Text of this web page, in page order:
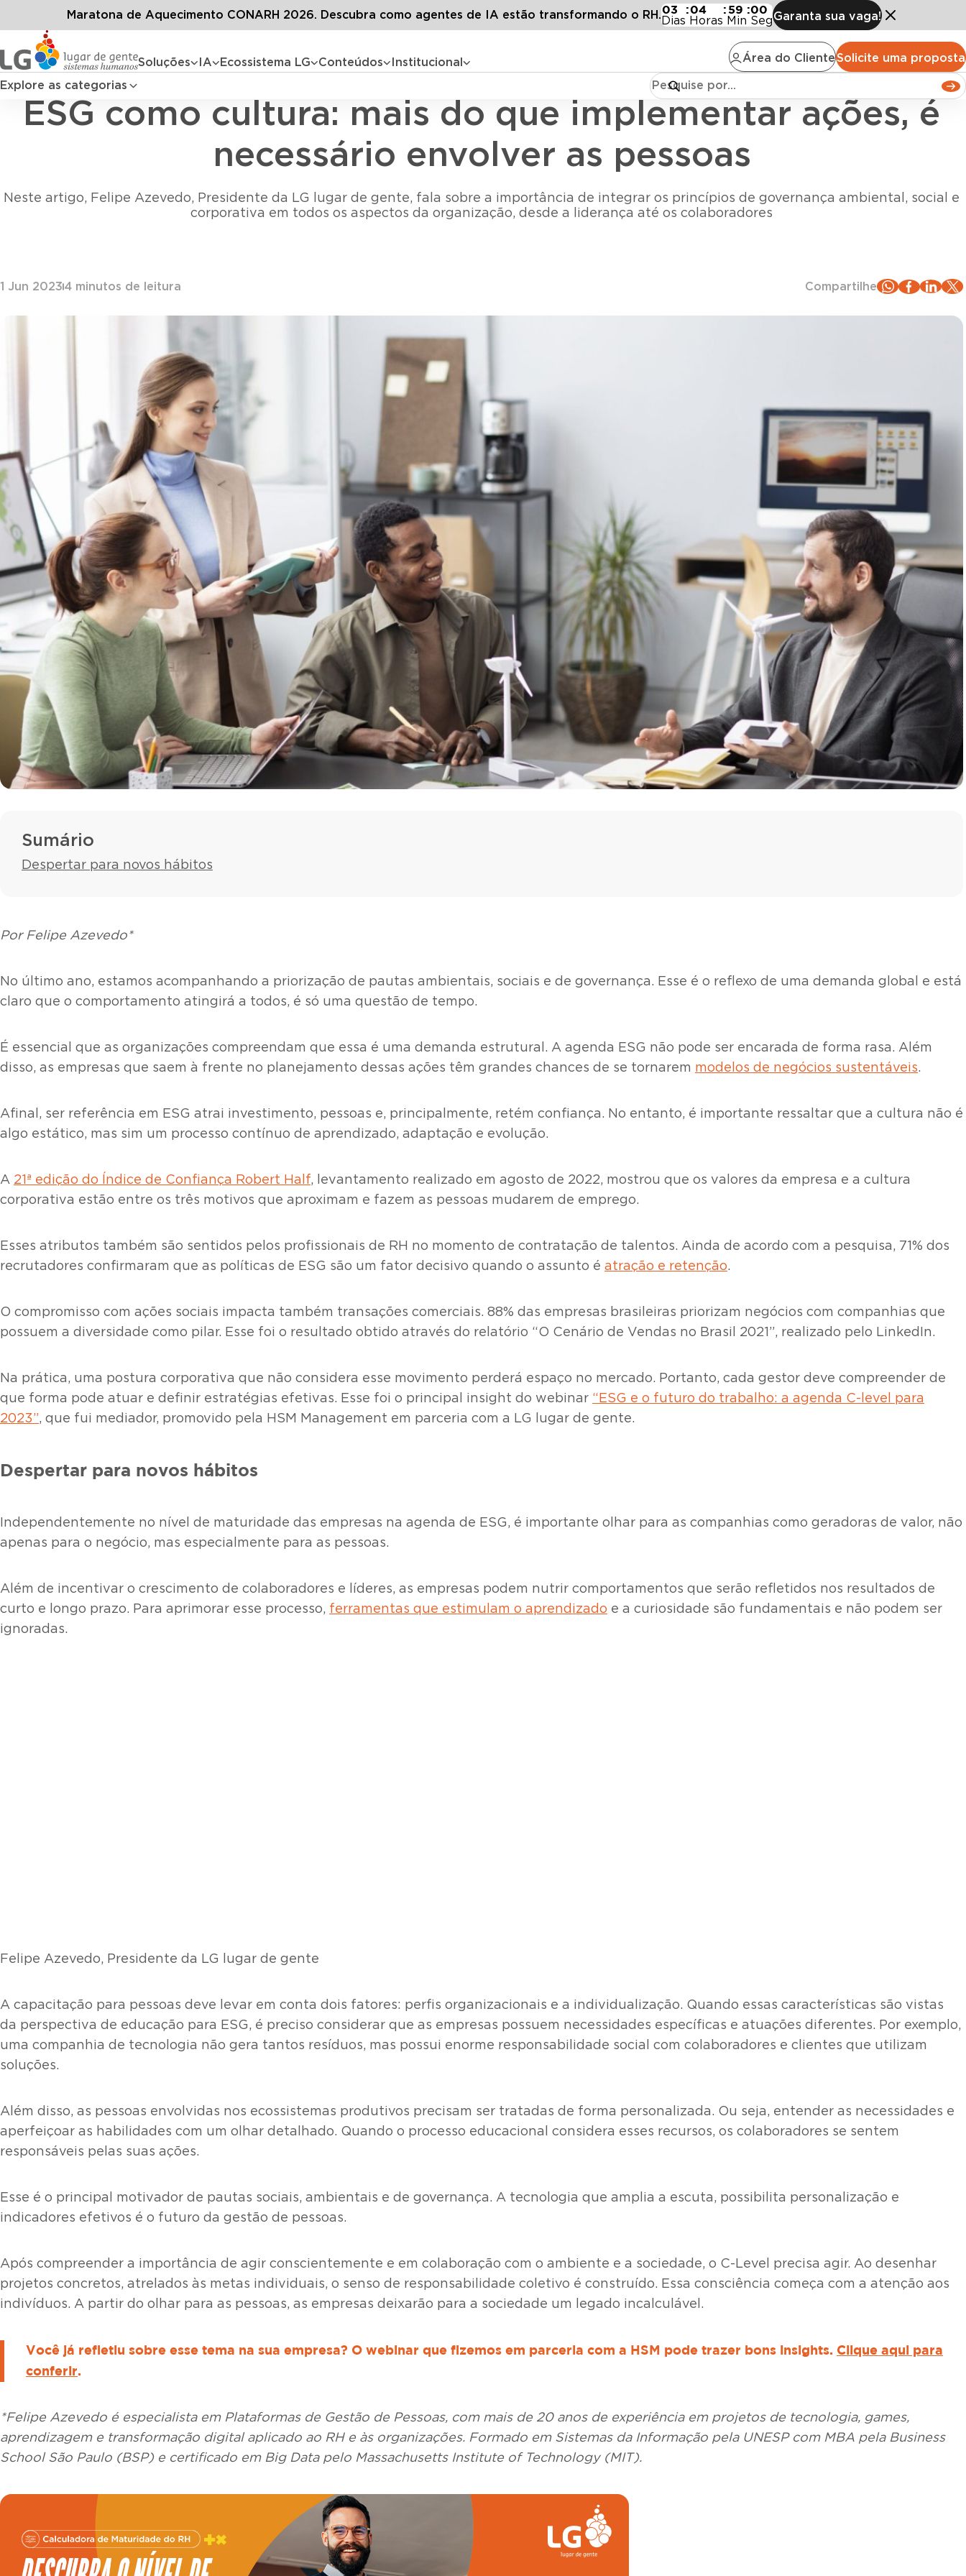
Soluções IA Ecossistema LG Conteúdos Institucional Área do ClienteSolicite uma proposta
Explore as categorias
Maratona de Aquecimento CONARH 2026. Descubra como agentes de IA estão transformando o RH.03
Dias
:04
Horas
: 58
Min
:58
SegGaranta sua vaga!
ESG como cultura: mais do que implementar ações, é necessário envolver as pessoas
ESG como cultura: mais do que implementar ações, é
necessário envolver as pessoas
Neste artigo, Felipe Azevedo, Presidente da LG lugar de gente, fala sobre a importância de integrar os princípios de governança ambiental, social e
corporativa em todos os aspectos da organização, desde a liderança até os colaboradores
1 Jun 2023 4 minutos de leitura Compartilhe
Sumário
Despertar para novos hábitos
Por Felipe Azevedo*
No último ano, estamos acompanhando a priorização de pautas ambientais, sociais e de governança. Esse é o reflexo de uma demanda global e está
claro que o comportamento atingirá a todos, é só uma questão de tempo.
É essencial que as organizações compreendam que essa é uma demanda estrutural. A agenda ESG não pode ser encarada de forma rasa. Além
disso, as empresas que saem à frente no planejamento dessas ações têm grandes chances de se tornarem modelos de negócios sustentáveis.
Afinal, ser referência em ESG atrai investimento, pessoas e, principalmente, retém confiança. No entanto, é importante ressaltar que a cultura não é
algo estático, mas sim um processo contínuo de aprendizado, adaptação e evolução.
A 21ª edição do Índice de Confiança Robert Half, levantamento realizado em agosto de 2022, mostrou que os valores da empresa e a cultura
corporativa estão entre os três motivos que aproximam e fazem as pessoas mudarem de emprego.
Esses atributos também são sentidos pelos profissionais de RH no momento de contratação de talentos. Ainda de acordo com a pesquisa, 71% dos
recrutadores confirmaram que as políticas de ESG são um fator decisivo quando o assunto é atração e retenção.
O compromisso com ações sociais impacta também transações comerciais. 88% das empresas brasileiras priorizam negócios com companhias que
possuem a diversidade como pilar. Esse foi o resultado obtido através do relatório “O Cenário de Vendas no Brasil 2021”, realizado pelo LinkedIn.
Na prática, uma postura corporativa que não considera esse movimento perderá espaço no mercado. Portanto, cada gestor deve compreender de
que forma pode atuar e definir estratégias efetivas. Esse foi o principal insight do webinar “ESG e o futuro do trabalho: a agenda C-level para
2023”, que fui mediador, promovido pela HSM Management em parceria com a LG lugar de gente.
Despertar para novos hábitos
Independentemente no nível de maturidade das empresas na agenda de ESG, é importante olhar para as companhias como geradoras de valor, não
apenas para o negócio, mas especialmente para as pessoas.
Além de incentivar o crescimento de colaboradores e líderes, as empresas podem nutrir comportamentos que serão refletidos nos resultados de
curto e longo prazo. Para aprimorar esse processo, ferramentas que estimulam o aprendizado e a curiosidade são fundamentais e não podem ser
ignoradas.
Felipe Azevedo, Presidente da LG lugar de gente
A capacitação para pessoas deve levar em conta dois fatores: perfis organizacionais e a individualização. Quando essas características são vistas
da perspectiva de educação para ESG, é preciso considerar que as empresas possuem necessidades específicas e atuações diferentes. Por exemplo,
uma companhia de tecnologia não gera tantos resíduos, mas possui enorme responsabilidade social com colaboradores e clientes que utilizam
soluções.
Além disso, as pessoas envolvidas nos ecossistemas produtivos precisam ser tratadas de forma personalizada. Ou seja, entender as necessidades e
aperfeiçoar as habilidades com um olhar detalhado. Quando o processo educacional considera esses recursos, os colaboradores se sentem
responsáveis pelas suas ações.
Esse é o principal motivador de pautas sociais, ambientais e de governança. A tecnologia que amplia a escuta, possibilita personalização e
indicadores efetivos é o futuro da gestão de pessoas.
Após compreender a importância de agir conscientemente e em colaboração com o ambiente e a sociedade, o C-Level precisa agir. Ao desenhar
projetos concretos, atrelados às metas individuais, o senso de responsabilidade coletivo é construído. Essa consciência começa com a atenção aos
indivíduos. A partir do olhar para as pessoas, as empresas deixarão para a sociedade um legado incalculável.
Você já refletiu sobre esse tema na sua empresa? O webinar que fizemos em parceria com a HSM pode trazer bons insights. Clique aqui para
conferir.
*Felipe Azevedo é especialista em Plataformas de Gestão de Pessoas, com mais de 20 anos de experiência em projetos de tecnologia, games,
aprendizagem e transformação digital aplicado ao RH e às organizações. Formado em Sistemas da Informação pela UNESP com MBA pela Business
School São Paulo (BSP) e certificado em Big Data pelo Massachusetts Institute of Technology (MIT).